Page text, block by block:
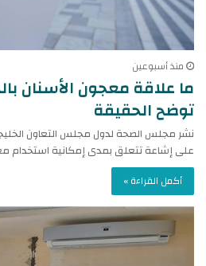
منذ أسبوعين
ما علاقة معجون الأسنان
توضح الحقيقة
نشر مجلس الصحة لدول مجلس التعاون
على إشاعة تتعلق بمدى إمكانية استخدام
أكمل القراءة »